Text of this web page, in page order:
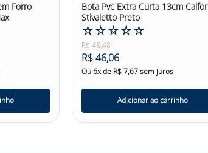
Forro
Bota Pvc Extra Curta 13cm Calfor
Stivaletto Preto
☆☆☆☆☆
R$48,48
R$46,06
Ou6x de R$7,67sem juros
Adicionar ao carrinho